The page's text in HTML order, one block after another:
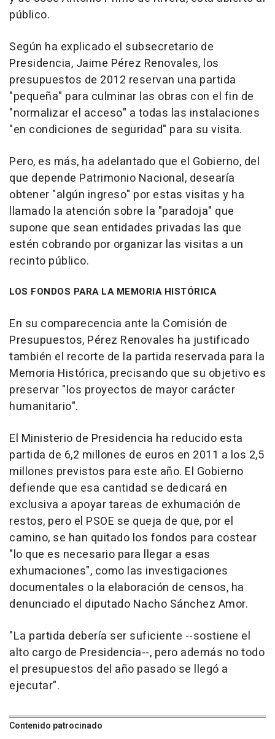
público.
Según ha explicado el subsecretario de
Presidencia, Jaime Pérez Renovales, los
presupuestos de 2012 reservan una partida
"pequeña" para culminar las obras con el fin de
"normalizar el acceso" a todas las instalaciones
"en condiciones de seguridad" para su visita.
Pero, es más, ha adelantado que el Gobierno, del
que depende Patrimonio Nacional, desearía
obtener "algún ingreso" por estas visitas y ha
llamado la atención sobre la "paradoja" que
supone que sean entidades privadas las que
estén cobrando por organizar las visitas a un
recinto público.
LOS FONDOS PARA LA MEMORIA HISTÓRICA
En su comparecencia ante la Comisión de
Presupuestos, Pérez Renovales ha justificado
también el recorte de la partida reservada para la
Memoria Histórica, precisando que su objetivo es
preservar "los proyectos de mayor carácter
humanitario".
El Ministerio de Presidencia ha reducido esta
partida de 6,2 millones de euros en 2011 a los 2,5
millones previstos para este año. El Gobierno
defiende que esa cantidad se dedicará en
exclusiva a apoyar tareas de exhumación de
restos, pero el PSOE se queja de que, por el
camino, se han quitado los fondos para costear
"lo que es necesario para llegar a esas
exhumaciones", como las investigaciones
documentales o la elaboración de censos, ha
denunciado el diputado Nacho Sánchez Amor.
"La partida debería ser suficiente --sostiene el
alto cargo de Presidencia--, pero además no todo
el presupuestos del año pasado se llegó a
ejecutar".
Contenido patrocinado